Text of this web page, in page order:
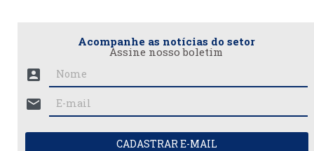
Acompanhe as notícias do setor
Assine nosso boletim
account_box
mail
CADASTRAR E-MAIL